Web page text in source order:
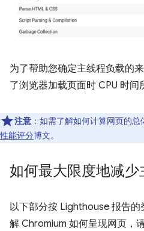
为了帮助您确定主线程负载的
了浏览器加载页面时 CPU 时间
注意 ：如需了解如何计算网页的
性能评分博文。
如何最大限度地减少
以下部分按 Lighthouse 报告的
解 Chromium 如何呈现网页，